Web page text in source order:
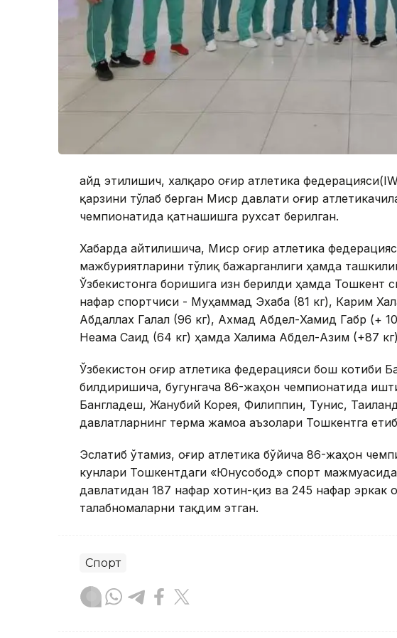
Қайд этилишич, халқаро оғир атлетика
қарзини тўлаб берган Миср давлати оғир
чемпионатида қатнашишга рухсат берилган.
Хабарда айтилишича, Миср оғир атлетика
мажбуриятларини тўлиқ бажарганлиги ҳамда
Ўзбекистонга боришига изн берилди ҳамда Тошкент
нафар спортчиси - Муҳаммад Эхаба (81 кг), Карим
Абдаллах Галал (96 кг), Ахмад Абдел-Хамид Габр (+
Неама Саид (64 кг) ҳамда Халима Абдел-Азим (+87
Ўзбекистон оғир атлетика федерацияси бош котиби
билдиришича, бугунгача 86-жаҳон чемпионатида
Бангладеш, Жанубий Корея, Филиппин, Тунис,
давлатларнинг терма жамоа аъзолари Тошкентга
Эслатиб ўтамиз, оғир атлетика бўйича 86-жаҳон
кунлари Тошкентдаги «Юнусобод» спорт
давлатидан 187 нафар хотин-қиз ва 245 нафар эркак
талабномаларни тақдим этган.
Спорт